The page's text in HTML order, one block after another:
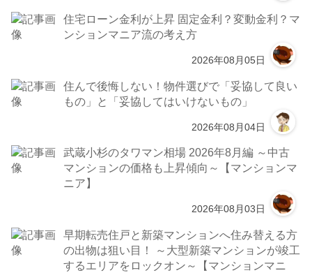
住宅ローン金利が上昇 固定金利？変動金利？マ
ンションマニア流の考え方
2026年08月05日
住んで後悔しない！物件選びで「妥協して良い
もの」と「妥協してはいけないもの」
2026年08月04日
武蔵小杉のタワマン相場 2026年8月編 ～中古
マンションの価格も上昇傾向～【マンションマ
ニア】
2026年08月03日
早期転売住戸と新築マンションへ住み替える方
の出物は狙い目！ ～大型新築マンションが竣工
するエリアをロックオン～【マンションマニ